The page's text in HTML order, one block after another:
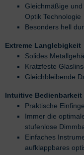
Gleichmäßige
Optik Technologie
Besonders hell
Extreme Langlebigkeit
Solides
Kratzfeste
Gleichbleibende
Intuitive Bedienbarkeit
Praktische
Immer die
stufenlose
Einfaches
aufklappbares